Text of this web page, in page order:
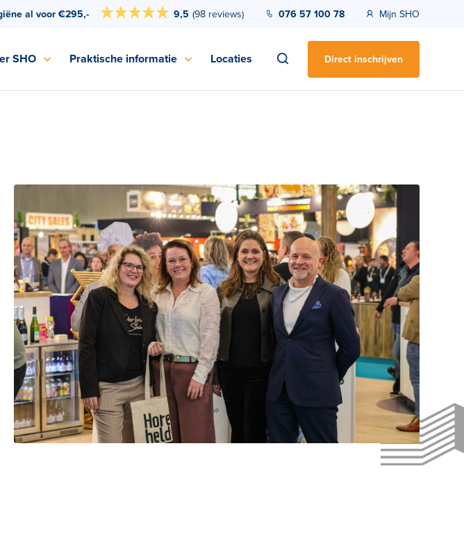
al voor €295,- 9,5 (98 reviews) 076 57 100 78 Mijn SHO
SHO Praktische informatie Locaties Direct inschrijven